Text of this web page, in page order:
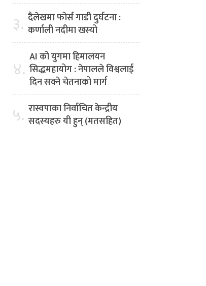
३. दैलेखमा फोर्स गाडी दुर्घटना :
कर्णाली नदीमा खस्यो
४. AI को युगमा हिमालयन
सिद्धमहायोग : नेपालले विश्वलाई
दिन सक्ने चेतनाको मार्ग
५. रास्वपाका निर्वाचित केन्द्रीय
सदस्यहरु यी हुन् (मतसहित)